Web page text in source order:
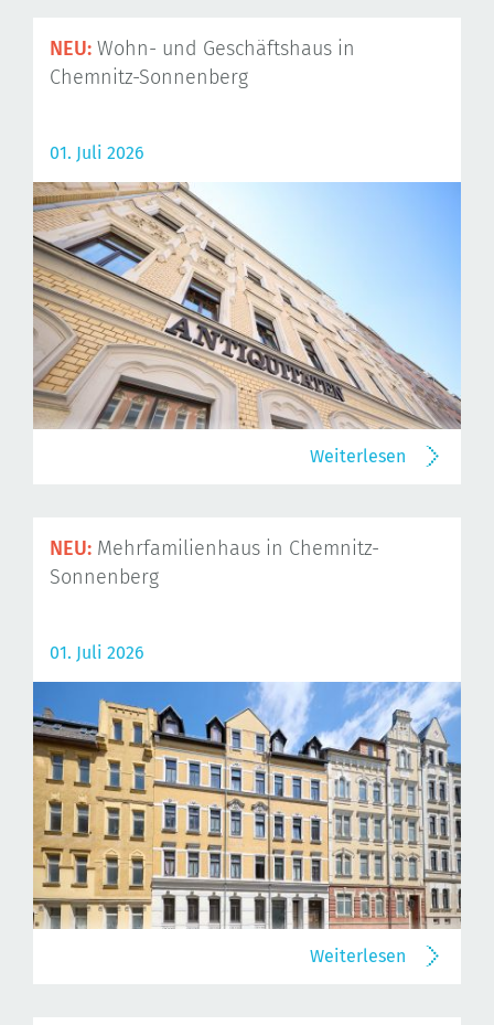
NEU: Wohn- und Geschäftshaus in
Chemnitz-Sonnenberg
01. Juli 2026
Weiterlesen
NEU: Mehrfamilienhaus in Chemnitz-
Sonnenberg
01. Juli 2026
Weiterlesen